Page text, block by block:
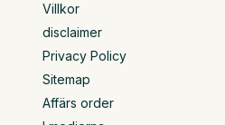
Villkor
disclaimer
Privacy Policy
Sitemap
Affärs order